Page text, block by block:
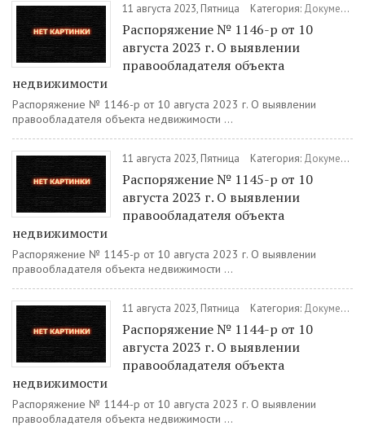
11 августа 2023, Пятница Категория: Документы
Распоряжение № 1146-р от 10
августа 2023 г. О выявлении
правообладателя объекта
недвижимости
Распоряжение № 1146-р от 10 августа 2023 г. О выявлении
правообладателя объекта недвижимости ...
11 августа 2023, Пятница Категория: Документы
Распоряжение № 1145-р от 10
августа 2023 г. О выявлении
правообладателя объекта
недвижимости
Распоряжение № 1145-р от 10 августа 2023 г. О выявлении
правообладателя объекта недвижимости ...
11 августа 2023, Пятница Категория: Документы
Распоряжение № 1144-р от 10
августа 2023 г. О выявлении
правообладателя объекта
недвижимости
Распоряжение № 1144-р от 10 августа 2023 г. О выявлении
правообладателя объекта недвижимости ...